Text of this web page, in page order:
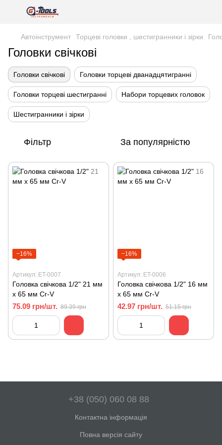
Автоінструмент Торцеві головки , шестигранники і зірки
Головки свічкові
Головки свічкові Головки торцеві дванадцятигранні
Головки торцеві шестигранні Набори торцевих головок
Шестигранники і зірки
Фільтр За популярністю
−16%
Артикул: ET-0007
Головка свічкова 1/2" 21 мм
x 65 мм Cr-V
75.09 грн/шт. 89.39 грн
−16%
Артикул: ET-0006
Головка свічкова 1/2" 16 мм
x 65 мм Cr-V
42.97 грн/шт. 51.15 грн
+38 (050) 060 08 88
Контактна інформація
Повна версія сайту